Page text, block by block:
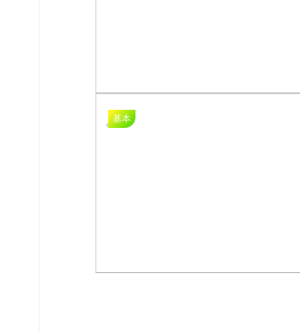
基本